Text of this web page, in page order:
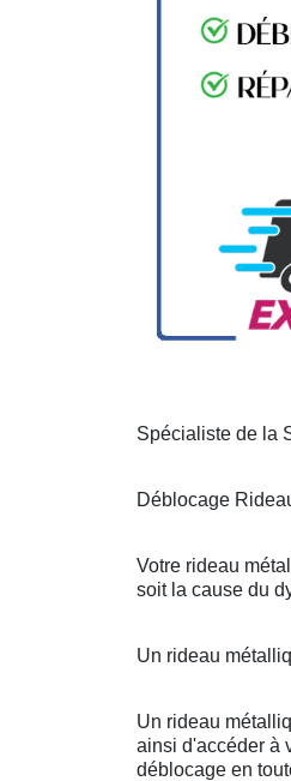
Spécialiste de la
Déblocage
Votre rideau
soit la cause du
Un rideau
Un rideau
ainsi d'accéder à
déblocage en